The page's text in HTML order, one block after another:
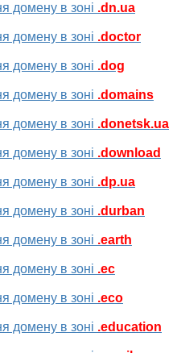
домену в зоні .dn.ua
домену в зоні .doctor
домену в зоні .dog
домену в зоні .domains
домену в зоні .donetsk.ua
домену в зоні .download
домену в зоні .dp.ua
домену в зоні .durban
домену в зоні .earth
домену в зоні .ec
домену в зоні .eco
домену в зоні .education